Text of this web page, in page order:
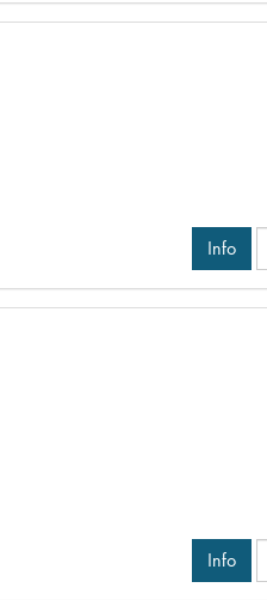
Info
Info